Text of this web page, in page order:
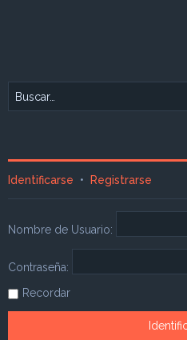
Identificarse • Registrarse
Nombre de Usuario:
Contraseña:
Recordar